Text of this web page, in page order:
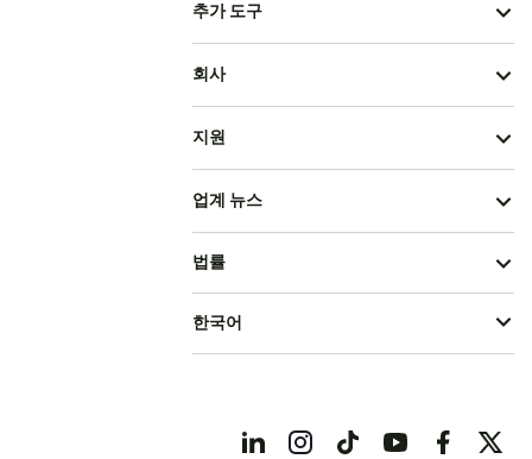
추가 도구
회사
지원
업계 뉴스
법률
한국어